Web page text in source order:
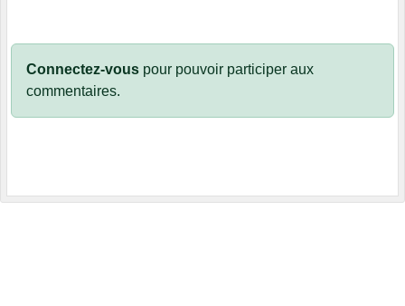
Connectez-vous pour pouvoir participer aux
commentaires.